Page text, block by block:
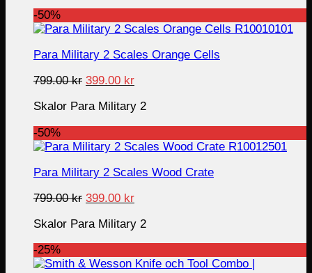
-50%
Para Military 2 Scales Orange Cells
799.00kr Original
was:
399.00 krCurrent
is:
Skalor Para Military 2
-50%
Para Military 2 Scales Wood Crate
799.00kr Original
was:
399.00 krCurrent
is:
Skalor Para Military 2
-25%